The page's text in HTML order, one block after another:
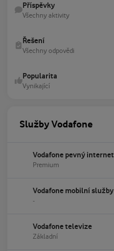
Příspěvky
Všechny aktivity
Řešení
Všechny odpovědi
Popularita
Vynikající
Služby Vodafone
Vodafone pevný internet
Premium
Vodafone mobilní služby
-
Vodafone televize
Základní